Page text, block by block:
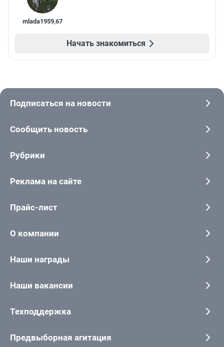
mlada1959,67
Начать знакомиться
Подписаться на новости
Сообщить новость
Рубрики
Реклама на сайте
Прайс-лист
О компании
Наши награды
Наши вакансии
Техподдержка
Предвыборная агитация